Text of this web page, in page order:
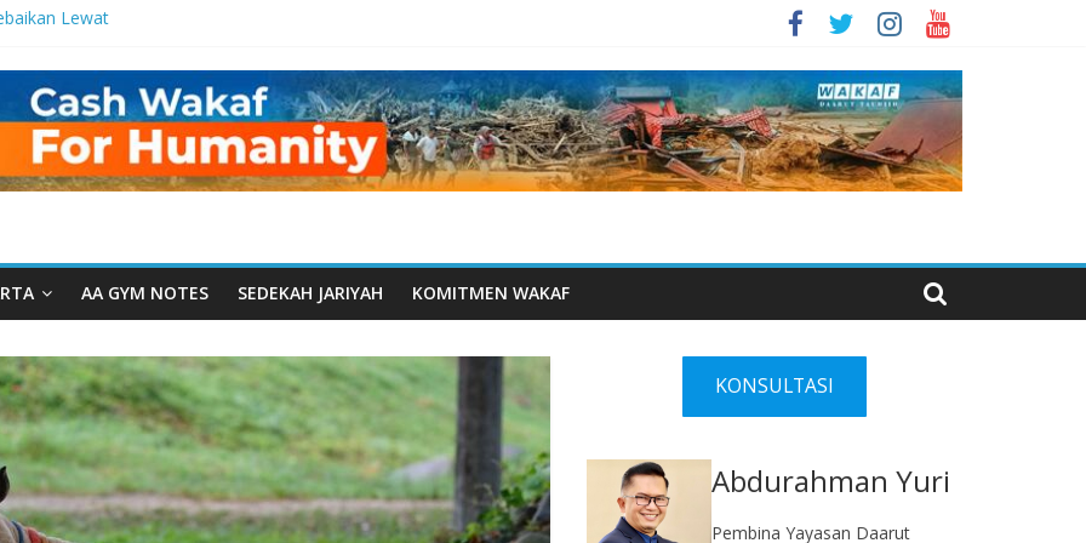
Lewat
Manfaat
dari Serua:
Yayasan
Daarut Tauhiid
Ketika
Wakaf
Wakaf
AA GYM NOTES SEDEKAH JARIYAH KOMITMEN WAKAF
KONSULTASI
Abdurahman Yuri
Pembina Yayasan Daarut